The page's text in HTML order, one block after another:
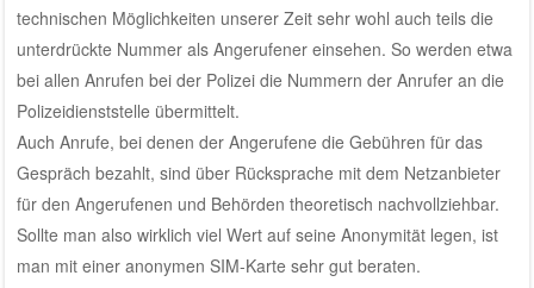
technischen Möglichkeiten unserer Zeit sehr wohl auch teils die
unterdrückte Nummer als Angerufener einsehen. So werden etwa
bei allen Anrufen bei der Polizei die Nummern der Anrufer an die
Polizeidienststelle übermittelt.
Auch Anrufe, bei denen der Angerufene die Gebühren für das
Gespräch bezahlt, sind über Rücksprache mit dem Netzanbieter
für den Angerufenen und Behörden theoretisch nachvollziehbar.
Sollte man also wirklich viel Wert auf seine Anonymität legen, ist
man mit einer anonymen SIM-Karte sehr gut beraten.